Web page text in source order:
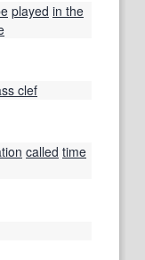
played in the
clef
called time